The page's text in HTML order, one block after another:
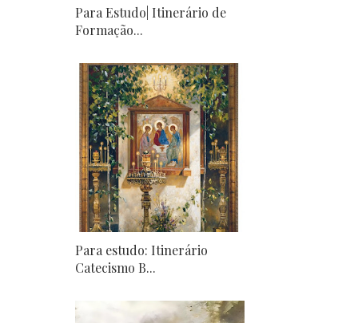
Para Estudo| Itinerário de
Formação...
Para estudo: Itinerário
Catecismo B...